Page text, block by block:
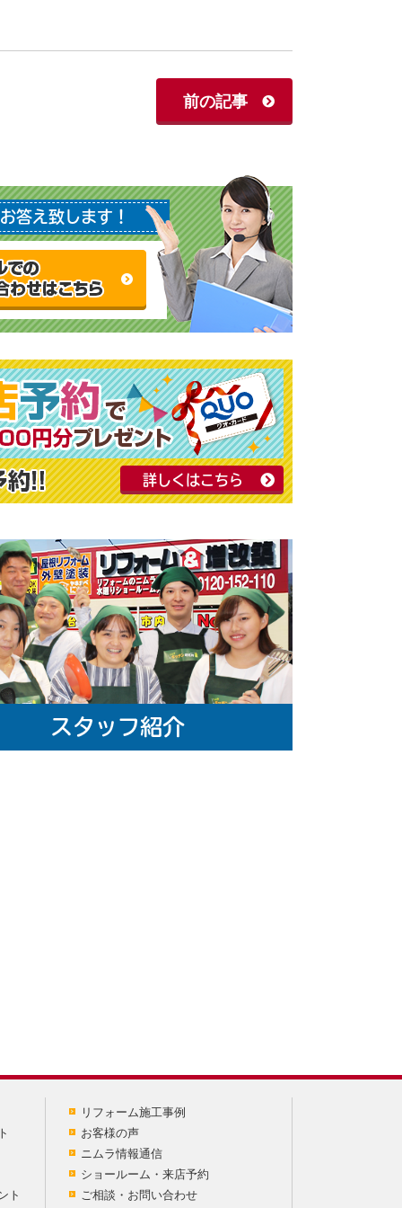
前の記事
答え致します！
詳しくはこちら
ト
リフォーム施工事例
お客様の声
ニムラ情報通信
ショールーム・来店予約
ご相談・お問い合わせ